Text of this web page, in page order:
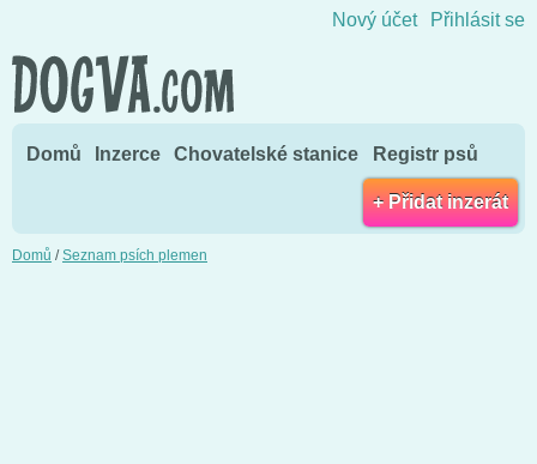
Nový účet Přihlásit se
Domů Inzerce Chovatelské stanice Registr psů
+ Přidat inzerát
Domů /Seznam psích plemen